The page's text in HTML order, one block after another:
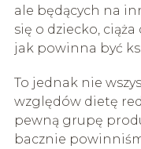
ale będących na
się o dziecko, ciąża
jak powinna być
To jednak nie
względów dietę
pewną grupę
bacznie